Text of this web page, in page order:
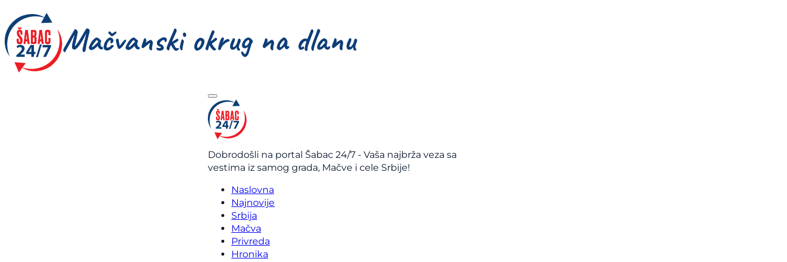
Dobrodošli na portal Šabac 24/7 - Vaša najbrža veza sa
vestima iz samog grada, Mačve i cele Srbije!
Naslovna
Najnovije
Srbija
Mačva
Privreda
Hronika